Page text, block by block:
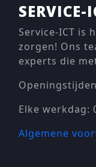
SERVICE-
Service-ICT is
zorgen! Ons
experts die
Elke werkdag:
Algemene